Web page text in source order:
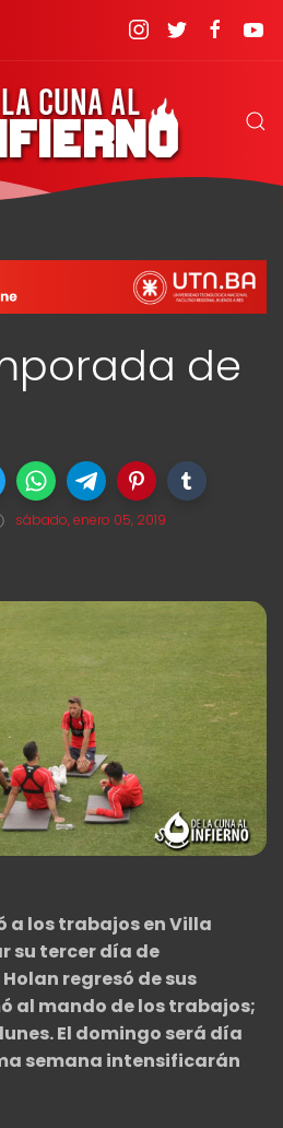
de
sábado, enero 05, 2019
a los trabajos en Villa
su tercer día de
regresó de sus
al mando de los trabajos;
El domingo será día
semana intensificarán